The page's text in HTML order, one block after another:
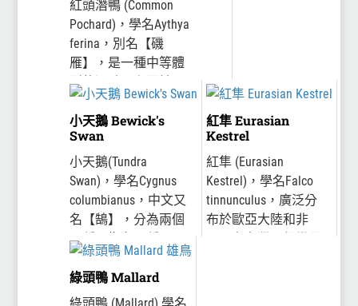
紅頭潛鴨 (Common
Pochard)，學名Aythya
ferina，別名【磯
雁】，是一種中等體
型的潛鴨，主要於西
歐經中亞至中國北
方、蒙古、西伯利亞
等地繁殖，至非洲、
印度、東亞等地度
冬，於台灣度...
小天鵝 Bewick's
Swan
小天鵝(Tundra
Swan)，學名Cygnus
columbianus，中文又
名【鵠】，分為兩個
亞種：指名亞種
columbianus分布於北
美洲，而bewickii亞種
分布於歐亞大陸，在
紅隼 Eurasian
Kestrel
紅隼 (Eurasian
Kestrel)，學名Falco
tinnunculus，廣泛分
布於歐亞大陸和非
綠頭鴨 Mallard
綠頭鴨 (Mallard) 學名